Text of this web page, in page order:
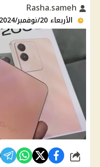
الأربعاء 20/نوفمبر/2024 - 08:08 م
شارك